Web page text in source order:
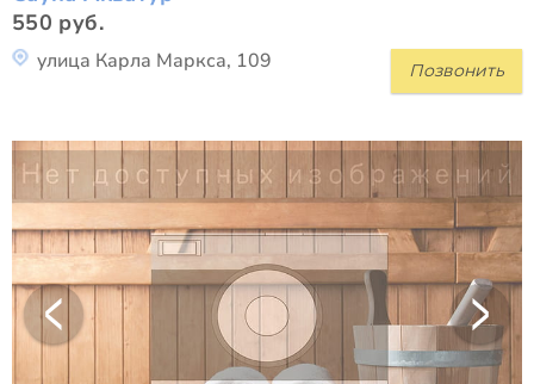
550 руб.
Позвонить
улица Карла Маркса, 109